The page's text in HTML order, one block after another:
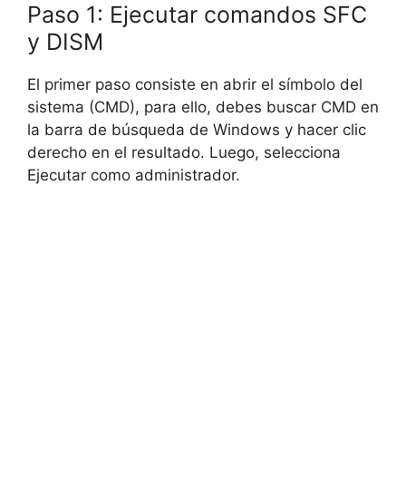
Paso 1: Ejecutar comandos SFC
y DISM
El primer paso consiste en abrir el símbolo del
sistema (CMD), para ello, debes buscar CMD en
la barra de búsqueda de Windows y hacer clic
derecho en el resultado. Luego, selecciona
Ejecutar como administrador.